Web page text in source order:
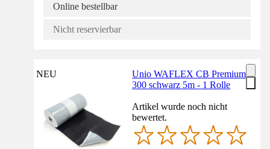
Online bestellbar
Nicht reservierbar
NEU
Unio WAFLEX CB Premium
300 schwarz 5m - 1 Rolle
Artikel wurde noch nicht
bewertet.